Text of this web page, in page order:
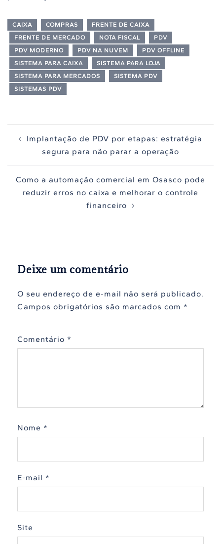
CAIXA COMPRAS
FRENTE DE CAIXA
FRENTE DE MERCADO
NOTA FISCAL
PDV
PDV MODERNO
PDV NA NUVEM
PDV OFFLINE
SISTEMA PARA CAIXA
SISTEMA PARA LOJA
SISTEMA PARA MERCADOS
SISTEMA PDV
SISTEMAS PDV
Navegação
de
Implantação de PDV por etapas: estratégia
segura para não parar a operação
Como a automação comercial em Osasco pode
reduzir erros no caixa e melhorar o controle
financeiro
Deixe um comentário
O seu endereço de e-mail não será publicado.
Campos obrigatórios são marcados com *
Comentário *
Nome *
E-mail *
Site